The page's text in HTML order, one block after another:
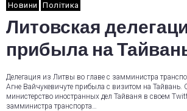
Новини Політика
Литовская
прибыла на
Делегация из Литвы во главе с замминистра
Агне Вайчукевичуте прибыла с визитом на Тайвань.
министерство иностранных дел Тайваня в своем
замминистра транспорта…